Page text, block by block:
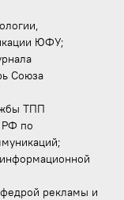
ЮФУ;
Союза
ТПП
РФ по
рекламы и